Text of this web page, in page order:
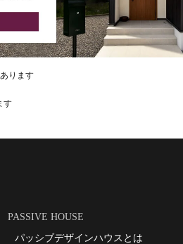
ります
す
PASSIVE HOUSE
パッシブデザインハウスとは